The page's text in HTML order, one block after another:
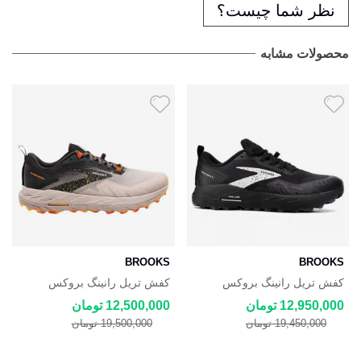
نظر شما چیست؟
محصولات مشابه
BROOKS
کفش تریل رانینگ بروکس
Brooks Cascadia مشکی
12,950,000 تومان
19,450,000 تومان
BROOKS
کفش تریل رانینگ بروکس
Brooks Cascadia
12,500,000 تومان
19,500,000 تومان